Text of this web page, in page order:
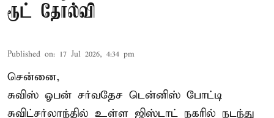
ரூட் தோல்வி
Published on: 17 Jul 2026, 4:34 pm
சென்னை,
சுவிஸ் ஓபன் சர்வதேச டென்னிஸ் போட்டி
சுவிட்சர்லாந்தில் உள்ள ஜிஸ்டாட் நகரில் நடந்து